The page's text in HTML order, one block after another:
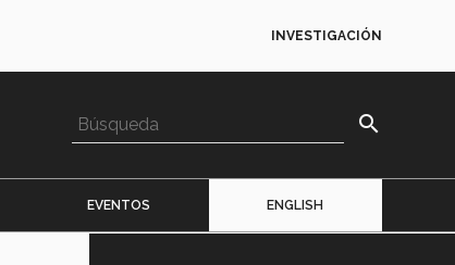
INVESTIGACIÓN
search
EVENTOS ENGLISH